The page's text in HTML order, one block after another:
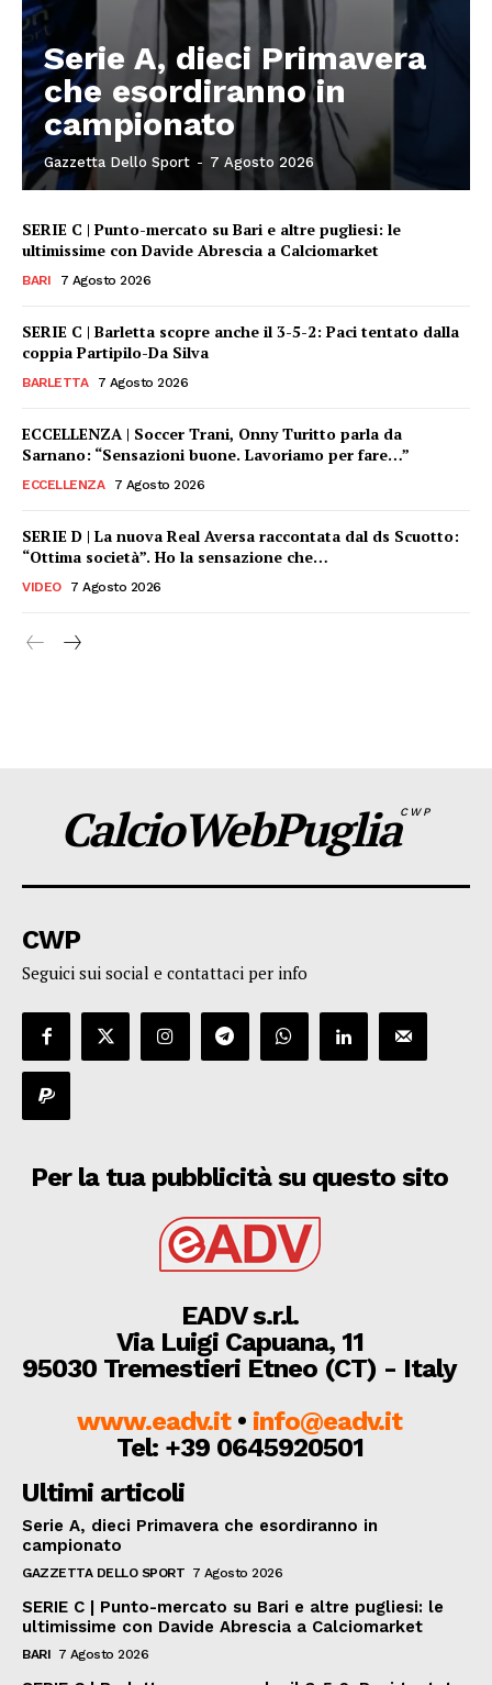
Serie A, dieci Primavera
che esordiranno in
campionato
Gazzetta Dello Sport - 7 Agosto 2026
SERIE C | Punto-mercato su Bari e altre pugliesi: le
ultimissime con Davide Abrescia a Calciomarket
BARI 7 Agosto 2026
SERIE C | Barletta scopre anche il 3-5-2: Paci tentato dalla
coppia Partipilo-Da Silva
BARLETTA 7 Agosto 2026
ECCELLENZA | Soccer Trani, Onny Turitto parla da
Sarnano: “Sensazioni buone. Lavoriamo per fare…”
ECCELLENZA 7 Agosto 2026
SERIE D | La nuova Real Aversa raccontata dal ds Scuotto:
“Ottima società”. Ho la sensazione che…
VIDEO 7 Agosto 2026
CalcioWebPugliaCWP
CWP
Seguici sui social e contattaci per info
Per la tua pubblicità su questo sito
EADV s.r.l.
Via Luigi Capuana, 11
95030 Tremestieri Etneo (CT) - Italy
www.eadv.it• info@eadv.it
Tel: +39 0645920501
Ultimi articoli
Serie A, dieci Primavera che esordiranno in
campionato
GAZZETTA DELLO SPORT 7 Agosto 2026
SERIE C | Punto-mercato su Bari e altre pugliesi: le
ultimissime con Davide Abrescia a Calciomarket
BARI 7 Agosto 2026